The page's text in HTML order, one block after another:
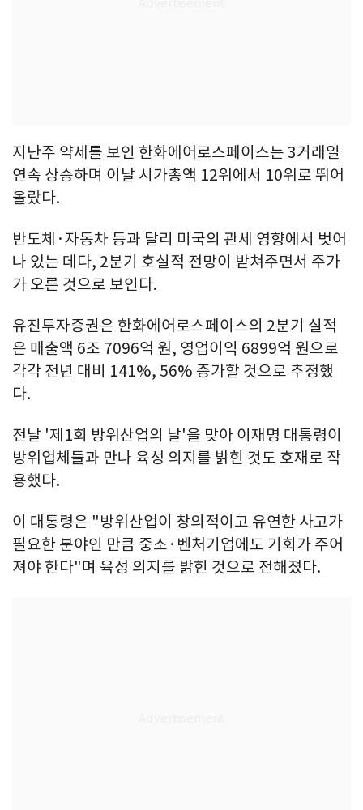
지난주 약세를 보인 한화에어로스페이스는 3거래일
연속 상승하며 이날 시가총액 12위에서 10위로 뛰어
올랐다.
반도체·자동차 등과 달리 미국의 관세 영향에서 벗어
나 있는 데다, 2분기 호실적 전망이 받쳐주면서 주가
가 오른 것으로 보인다.
유진투자증권은 한화에어로스페이스의 2분기 실적
은 매출액 6조 7096억 원, 영업이익 6899억 원으로
각각 전년 대비 141%, 56% 증가할 것으로 추정했
다.
전날 '제1회 방위산업의 날'을 맞아 이재명 대통령이
방위업체들과 만나 육성 의지를 밝힌 것도 호재로 작
용했다.
이 대통령은 "방위산업이 창의적이고 유연한 사고가
필요한 분야인 만큼 중소·벤처기업에도 기회가 주어
져야 한다"며 육성 의지를 밝힌 것으로 전해졌다.